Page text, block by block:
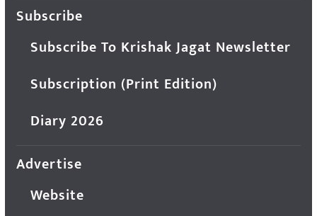
Subscribe
Subscribe To Krishak Jagat Newsletter
Subscription (Print Edition)
Diary 2026
Advertise
Website